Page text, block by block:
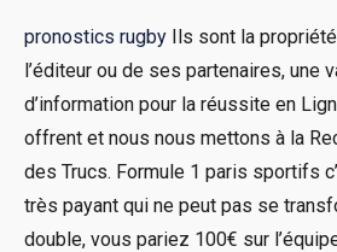
pronostics rugby Ils sont la
l’éditeur ou de ses partenaires, une
d’information pour la réussite en
offrent et nous nous mettons à la
des Trucs. Formule 1 paris sportifs
très payant qui ne peut pas se
double, vous pariez 100€ sur